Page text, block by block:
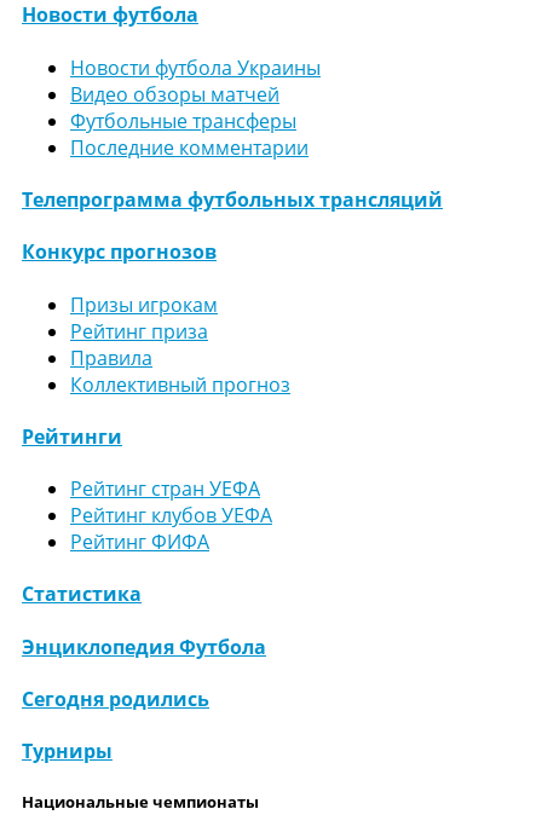
Новости футбола
Новости футбола Украины
Видео обзоры матчей
Футбольные трансферы
Последние комментарии
Телепрограмма футбольных трансляций
Конкурс прогнозов
Призы игрокам
Рейтинг приза
Правила
Коллективный прогноз
Рейтинги
Рейтинг стран УЕФА
Рейтинг клубов УЕФА
Рейтинг ФИФА
Статистика
Энциклопедия Футбола
Сегодня родились
Турниры
Национальные чемпионаты